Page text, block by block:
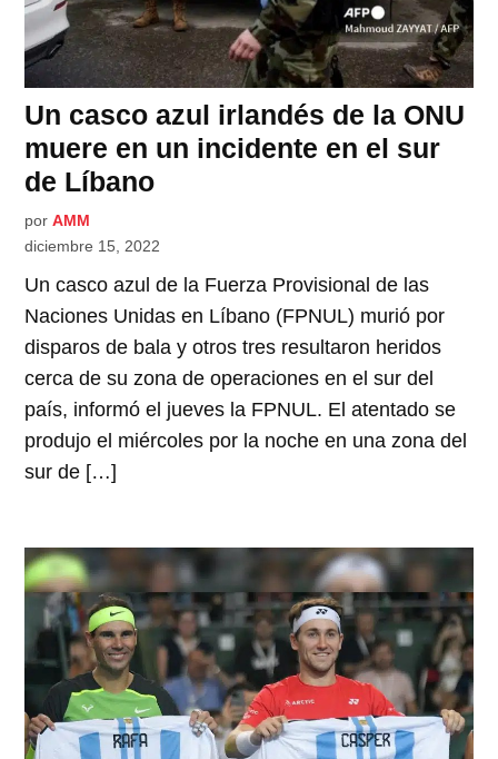
Un casco azul irlandés de la ONU
muere en un incidente en el sur
de Líbano
por AMM
diciembre 15, 2022
Un casco azul de la Fuerza Provisional de las
Naciones Unidas en Líbano (FPNUL) murió por
disparos de bala y otros tres resultaron heridos
cerca de su zona de operaciones en el sur del
país, informó el jueves la FPNUL. El atentado se
produjo el miércoles por la noche en una zona del
sur de […]